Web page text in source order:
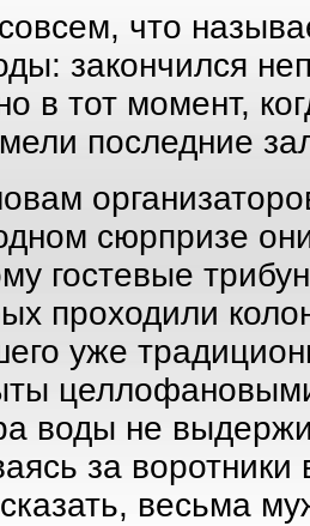
что
закончился
в тот момент,
последние
сюрпризе
гостевые
проходили
уже
воды не
за
весьма